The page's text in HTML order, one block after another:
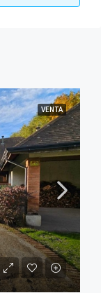
VENTA